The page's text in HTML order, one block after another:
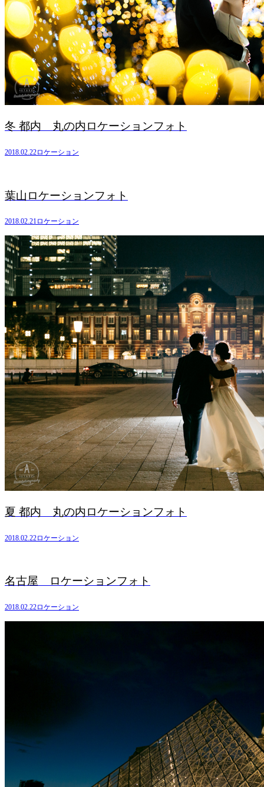
冬 都内 丸の内ロケーションフォト
2018.02.22ロケーション
葉山ロケーションフォト
2018.02.21ロケーション
夏 都内 丸の内ロケーションフォト
2018.02.22ロケーション
名古屋 ロケーションフォト
2018.02.22ロケーション